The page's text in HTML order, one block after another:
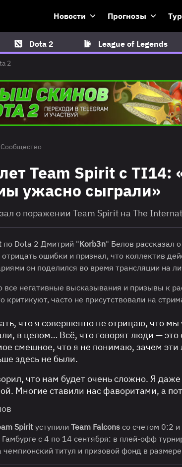
Новости Прогнозы
Dota 2 League of Legends
2
Сообщество
Team Spirit с TI14:
ужасно сыграли»
о поражении Team Spirit на The
по Dota 2 Дмитрий "Korb3n" Белов рассказал
отрицать ошибки и признал, что коллектив
он поделился во время трансляции на
негативные высказывания и призывы к
критикуют, часто не присутствовали на
что я совершенно не отрицаю, что
в целом… Всё, что говорят люди —
смешное, что я не понимаю, зачем
здесь не были.
что нам будет очень сложно. Я даже
Многие ставили нас фаворитами, а
Spiritуступили Team Falcons со счетом 0:2
Гамбурге с 4 по 14 сентября: в плей-офф
титул и призовой фонд в